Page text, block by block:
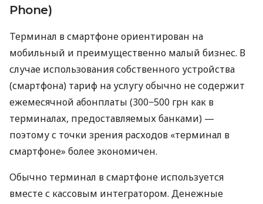
Phone)
Терминал в смартфоне ориентирован на
мобильный и преимущественно малый бизнес. В
случае использования собственного устройства
(смартфона) тариф на услугу обычно не содержит
ежемесячной абонплаты (300−500 грн как в
терминалах, предоставляемых банками) —
поэтому с точки зрения расходов «терминал в
смартфоне» более экономичен.
Обычно терминал в смартфоне используется
вместе с кассовым интегратором. Денежные